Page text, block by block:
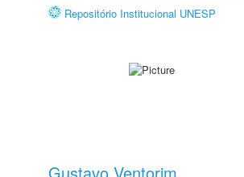
Repositório Institucional UNESP